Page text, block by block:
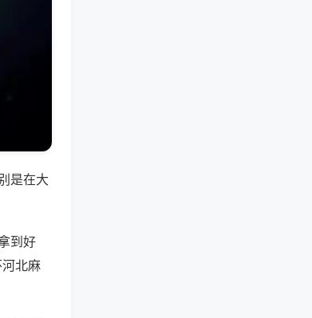
是在大
到好
北麻